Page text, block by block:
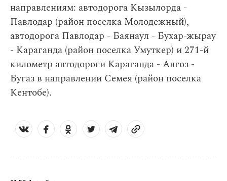
направлениям: автодорога Кызылорда -
Павлодар (район поселка Молодежный),
автодорога Павлодар - Баянаул - Бухар-жырау
- Караганда (район поселка Умуткер) и 271-й
километр автодороги Караганда - Аягоз -
Бугаз в направлении Семея (район поселка
Кентобе).